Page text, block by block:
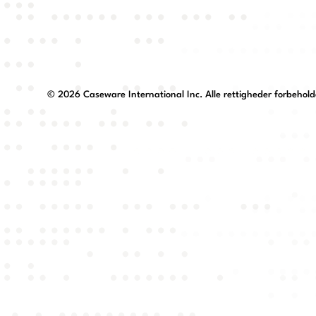
©2026 Caseware International Inc. Alle rettigheder